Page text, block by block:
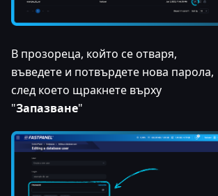
В прозореца, който се отваря,
въведете и потвърдете нова парола,
след което щракнете върху
"Запазване"